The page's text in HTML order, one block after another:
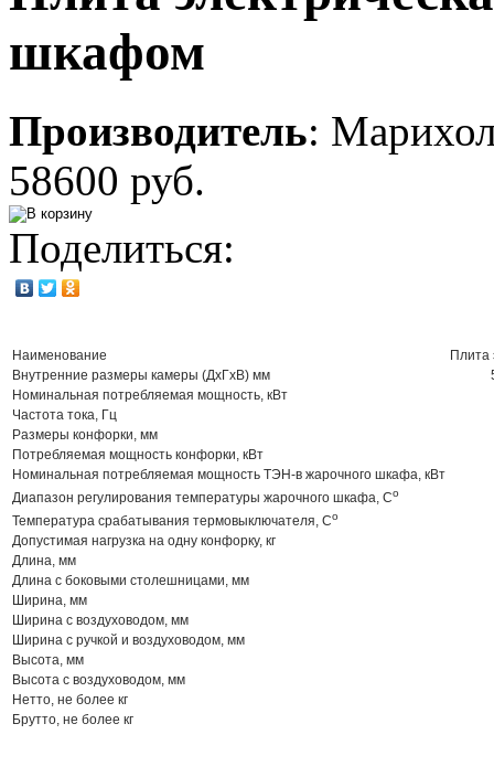
шкафом
Производитель:
58600 руб.
Поделиться:
Наименование
Плита
Внутренние размеры камеры (ДхГхВ) мм
Номинальная потребляемая мощность, кВт
Частота тока, Гц
Размеры конфорки, мм
Потребляемая мощность конфорки, кВт
Номинальная потребляемая мощность ТЭН-в жарочного шкафа, кВт
Диапазон регулирования температуры жарочного шкафа, Co
Температура срабатывания термовыключателя, Co
Допустимая нагрузка на одну конфорку, кг
Длина, мм
Длина с боковыми столешницами, мм
Ширина, мм
Ширина с воздуховодом, мм
Ширина с ручкой и воздуховодом, мм
Высота, мм
Высота с воздуховодом, мм
Нетто, не более кг
Брутто, не более кг